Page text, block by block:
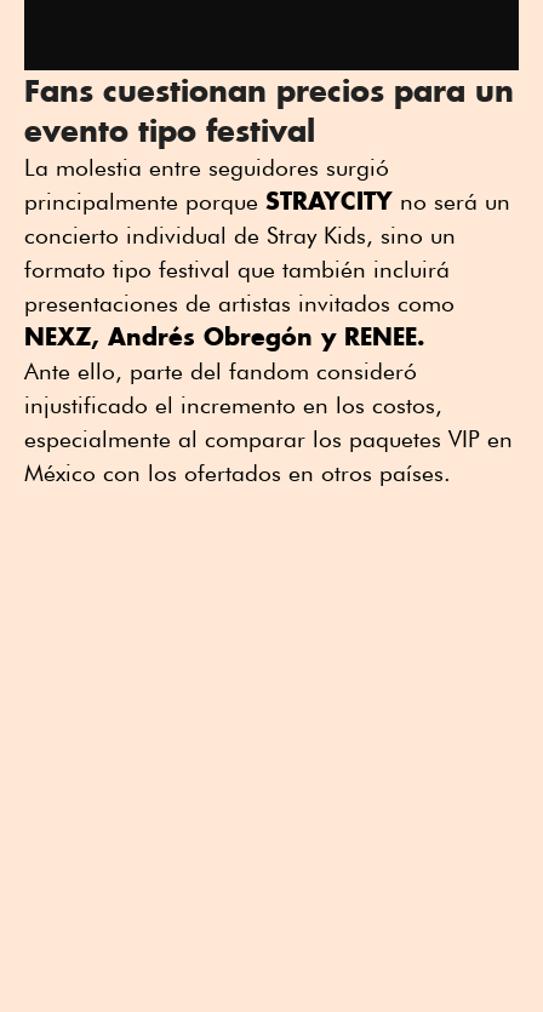
Fans cuestionan precios para un
evento tipo festival
La molestia entre seguidores surgió
principalmente porque STRAYCITY no será un
concierto individual de Stray Kids, sino un
formato tipo festival que también incluirá
presentaciones de artistas invitados como
NEXZ, Andrés Obregón y RENEE.
Ante ello, parte del fandom consideró
injustificado el incremento en los costos,
especialmente al comparar los paquetes VIP en
México con los ofertados en otros países.